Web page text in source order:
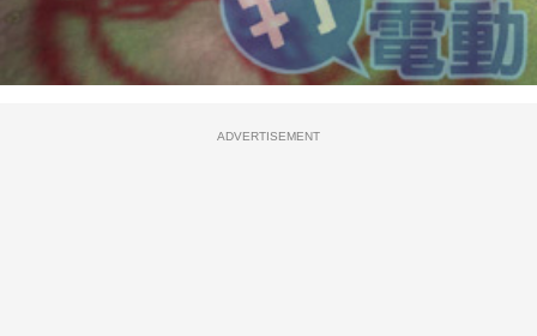
ADVERTISEMENT